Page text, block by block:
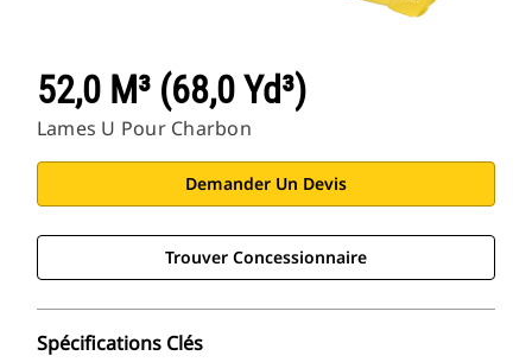
52,0 M³ (68,0 Yd³)
Lames U Pour Charbon
Demander Un Devis
Trouver Concessionnaire
Spécifications Clés